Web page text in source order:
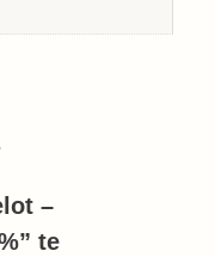
–
te